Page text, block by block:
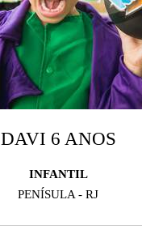
DAVI 6 ANOS
INFANTIL
PENÍSULA - RJ